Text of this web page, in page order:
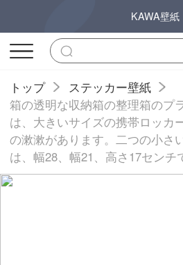
KAWA壁紙
トップ
ステッカー壁紙
箱の透明な収納箱の整理箱のプ
は、大きいサイズの携帯ロッカ
の漱漱があります。二つの小さ
は、幅28、幅21、高さ17センチ